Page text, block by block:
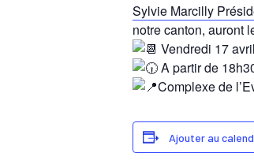
Sylvie Marcilly
notre canton, auront
Vendredi 17 avril
A partir de
Complexe de
Ajouter au